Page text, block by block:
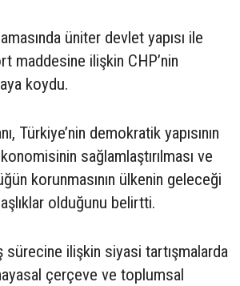
üniter devlet yapısı ile
maddesine ilişkin CHP’nin
koydu.
Türkiye’nin demokratik yapısının
sağlamlaştırılması ve
korunmasının ülkenin geleceği
olduğunu belirtti.
sürecine ilişkin siyasi tartışmalarda
çerçeve ve toplumsal